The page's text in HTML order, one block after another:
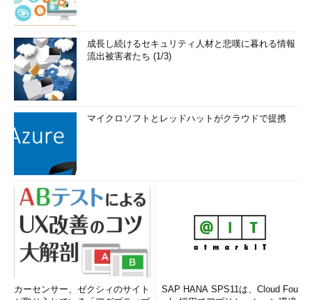
成長し続けるセキュリティ人材と悲嘆に暮れる情報
流出被害者たち (1/3)
マイクロソフトとレッドハットがクラウドで提携
カーセンサー、ゼクシィのサイト
SAP HANA SPS11は、Cloud Fou